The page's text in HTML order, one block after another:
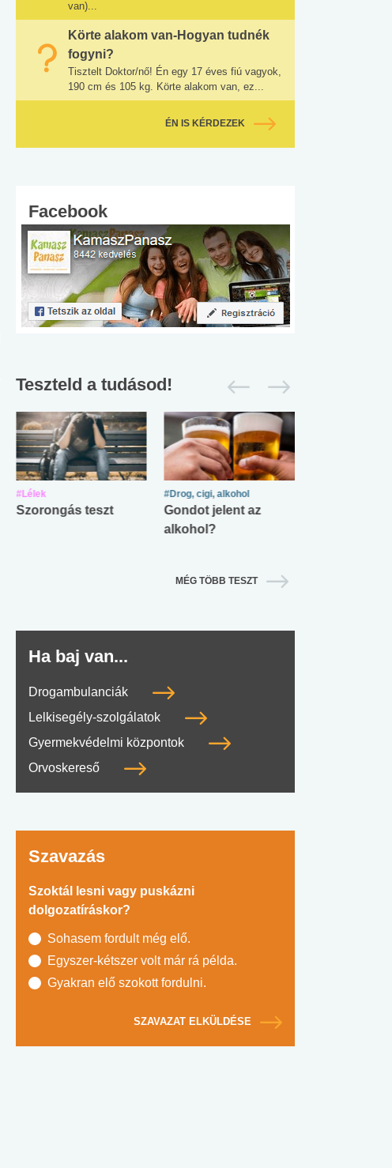
van)...
Körte alakom van-Hogyan tudnék
fogyni?
Tisztelt Doktor/nő! Én egy 17 éves fiú vagyok,
190 cm és 105 kg. Körte alakom van, ez...
ÉN IS KÉRDEZEK
Facebook
Teszteld a tudásod!
#Lélek
Szorongás teszt
#Drog, cigi, alkohol
Gondot jelent az
alkohol?
MÉG TÖBB TESZT
Ha baj van...
Drogambulanciák
Lelkisegély-szolgálatok
Gyermekvédelmi központok
Orvoskereső
Szavazás
Szoktál lesni vagy puskázni
dolgozatíráskor?
Sohasem fordult még elő.
Egyszer-kétszer volt már rá példa.
Gyakran elő szokott fordulni.
SZAVAZAT ELKÜLDÉSE